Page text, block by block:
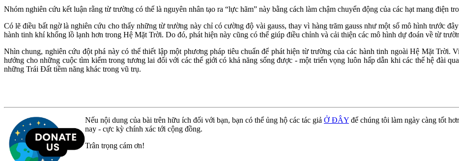
Nhóm nghiên cứu kết luận rằng từ trường có thể là nguyên nhân tạo ra “lực hãm” này bằng cách làm chậm chuyển động của các hạt mang điện
Có lẽ điều bất ngờ là nghiên cứu cho thấy những từ trường này chỉ có cường độ vài gauss, thay vì hàng trăm gauss như một số mô hình trước
hành tinh khí khổng lồ lạnh hơn trong Hệ Mặt Trời. Do đó, phát hiện này cũng có thể giúp điều chỉnh và cải thiện các mô hình dự đoán về từ
Nhìn chung, nghiên cứu đột phá này có thể thiết lập một phương pháp tiêu chuẩn để phát hiện từ trường của các hành tinh ngoài Hệ Mặt Trời.
hướng cho những cuộc tìm kiếm trong tương lai đối với các thế giới có khả năng sống được - một triển vọng luôn hấp dẫn khi các thế hệ đài
những Trái Đất tiềm năng khác trong vũ trụ.
Nếu nội dung của bài trên hữu ích đối với bạn, bạn có thể ủng hộ các tác giả Ở ĐÂY để chúng tôi làm ngày càng tốt
nay - cực kỳ chính xác tới cộng đồng.
Trân trọng cám ơn!